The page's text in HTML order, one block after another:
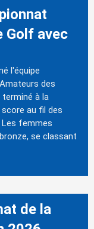
Golf avec
l'équipe
des
terminé à la
au fil des
Les femmes
se classant
de la